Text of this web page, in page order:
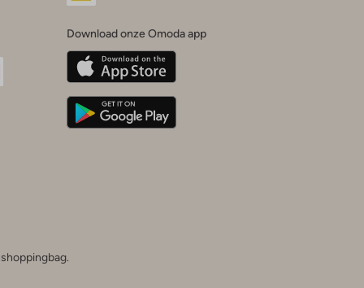
Download onze Omoda app